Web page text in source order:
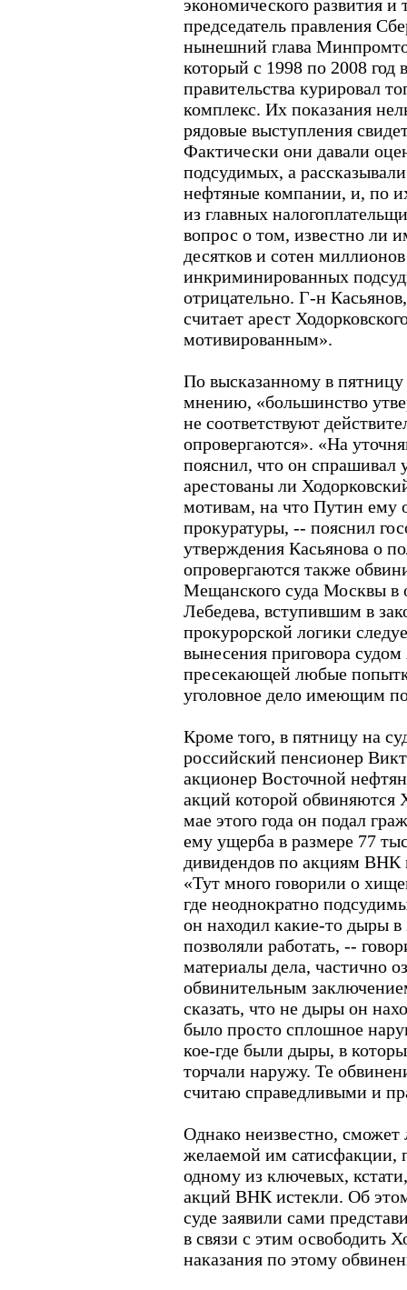
экономического развития
председатель правления
нынешний глава
который с 1998 по 2008 год
правительства курировал
комплекс. Их показания
рядовые выступления
Фактически они давали
подсудимых, а
нефтяные компании, и, по
из главных
вопрос о том, известно ли
десятков и сотен
инкриминированных
отрицательно. Г-н
считает арест
мотивированным».
По высказанному в
мнению, «большинство
не соответствуют
опровергаются». «На
пояснил, что он спрашивал
арестованы ли
мотивам, на что Путин ему
прокуратуры, -- пояснил
утверждения Касьянова о
опровергаются также
Мещанского суда Москвы в
Лебедева, вступившим в
прокурорской логики
вынесения приговора судом
пресекающей любые
уголовное дело имеющим
Кроме того, в пятницу на
российский пенсионер
акционер Восточной
акций которой обвиняются
мае этого года он подал
ему ущерба в размере 77
дивидендов по акциям ВНК
«Тут много говорили о
где неоднократно
он находил какие-то дыры в
позволяли работать, --
материалы дела, частично
обвинительным
сказать, что не дыры он
было просто сплошное
кое-где были дыры, в
торчали наружу. Те
считаю справедливыми и
Однако неизвестно, сможет
желаемой им сатисфакции,
одному из ключевых,
акций ВНК истекли. Об
суде заявили сами
в связи с этим освободить
наказания по этому